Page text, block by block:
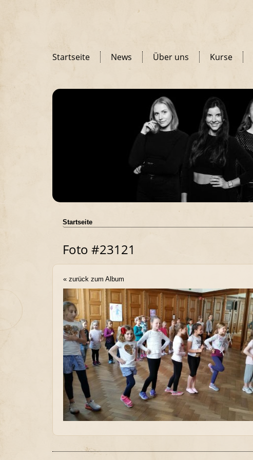
Startseite News Über uns Kurse
Startseite
Foto #23121
« zurück zum Album